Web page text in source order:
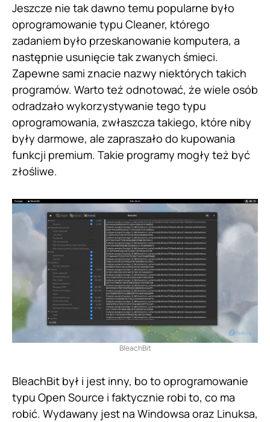
Jeszcze nie tak dawno temu popularne było
oprogramowanie typu Cleaner, którego
zadaniem było przeskanowanie komputera, a
następnie usunięcie tak zwanych śmieci.
Zapewne sami znacie nazwy niektórych takich
programów. Warto też odnotować, że wiele osób
odradzało wykorzystywanie tego typu
oprogramowania, zwłaszcza takiego, które niby
były darmowe, ale zapraszało do kupowania
funkcji premium. Takie programy mogły też być
złośliwe.
BleachBit
BleachBit był i jest inny, bo to oprogramowanie
typu Open Source i faktycznie robi to, co ma
robić. Wydawany jest na Windowsa oraz Linuksa,